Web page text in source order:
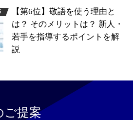
【第6位】敬語を使う理由と
は？ そのメリットは？ 新人・
若手を指導するポイントを解
説
ご提案